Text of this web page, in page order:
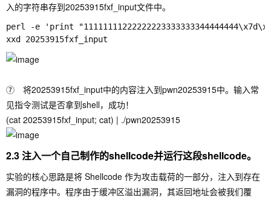
入的字符串存到20253915fxf_input文件中。
perl -e 'print
⑦ 将20253915fxf_input中的内容注入到pwn20253915中。输入常
见指令测试是否拿到shell，成功！
(cat 20253915fxf_input; cat) | ./pwn20253915
2.3 注入一个自己制作的shellcode并运行这段shellcode。
实验的核心思路是将 Shellcode 作为攻击载荷的一部分，注入到存在
漏洞的程序中。程序由于缓冲区溢出漏洞，其返回地址会被我们覆